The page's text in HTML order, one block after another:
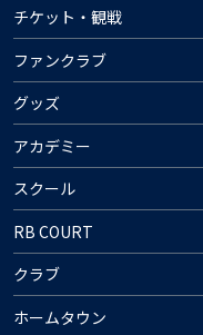
チケット・観戦
ファンクラブ
グッズ
アカデミー
スクール
RB COURT
クラブ
ホームタウン